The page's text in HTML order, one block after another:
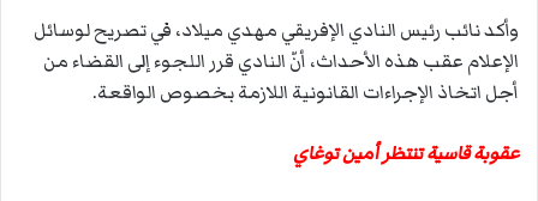
وأكد نائب رئيس النادي الإفريقي مهدي ميلاد، في تصريح لوسائل
الإعلام عقب هذه الأحداث، أنّ النادي قرر اللجوء إلى القضاء من
أجل اتخاذ الإجراءات القانونية اللازمة بخصوص الواقعة.
عقوبة قاسية تنتظر أمين توغاي